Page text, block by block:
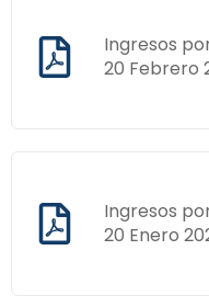
Ingresos
20 Febrero
Ingresos
20 Enero